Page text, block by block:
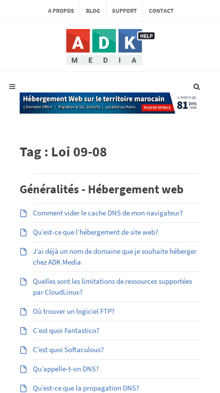
A PROPOS BLOG SUPPORT CONTACT
Tag : Loi 09-08
Généralités - Hébergement web
Comment vider le cache DNS de mon navigateur?
Qu’est-ce que l’hébergement de site web?
J’ai déjà un nom de domaine que je souhaite héberger
chez ADK Media
Quelles sont les limitations de ressources supportées
par CloudLinux?
Où trouver un logiciel FTP?
C’est quoi Fantastico?
C’est quoi Softaculous?
Qu’appelle-t-on DNS?
Qu’est-ce que la propagation DNS?